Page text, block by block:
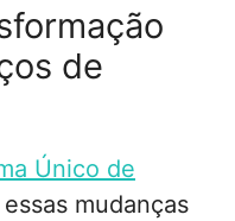
de
Único de
mudanças